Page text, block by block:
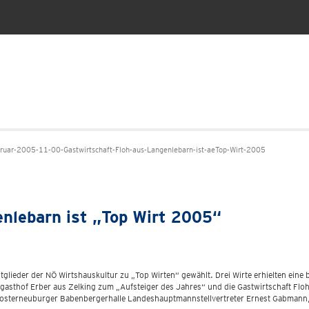
2005-11-00-Gastwirtschaft-Floh-aus-Langenlebarn-ist-aeTop-Wirt-2005
ist „Top Wirt 2005“
der NÖ Wirtshauskultur zu „Top Wirten“ gewählt. Drei Wirte erhielten
Erber aus Zelking zum „Aufsteiger des Jahres“ und die Gastwirtschaft
Babenbergerhalle Landeshauptmannstellvertreter Ernest